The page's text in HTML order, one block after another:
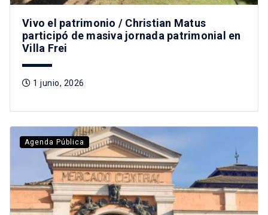
Vivo el patrimonio / Christian Matus
participó de masiva jornada patrimonial en
Villa Frei
1 junio, 2026
Agenda Pública